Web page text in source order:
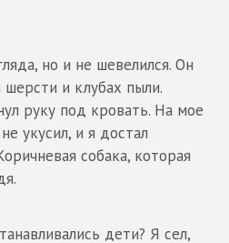
но и не шевелился. Он
и клубах пыли.
руку под кровать. На мое
укусил, и я достал
собака, которая
дети? Я сел,